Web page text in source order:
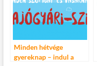
Minden hétvége
gyereknap – indul a